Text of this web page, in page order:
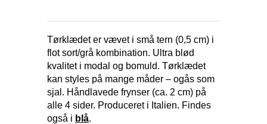
Tørklædet er vævet i små tern (0,5 cm) i
flot sort/grå kombination. Ultra blød
kvalitet i modal og bomuld. Tørklædet
kan styles på mange måder – ogås som
sjal. Håndlavede frynser (ca. 2 cm) på
alle 4 sider. Produceret i Italien. Findes
også i blå.